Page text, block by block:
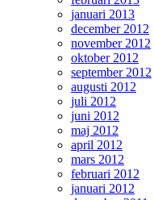
januari 2013
december 2012
november 2012
oktober 2012
september 2012
augusti 2012
juli 2012
juni 2012
maj 2012
april 2012
mars 2012
februari 2012
januari 2012